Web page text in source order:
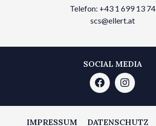
Telefon: +43 1 699 13 74
scs@ellert.at
SOCIAL MEDIA
IMPRESSUM DATENSCHUTZ